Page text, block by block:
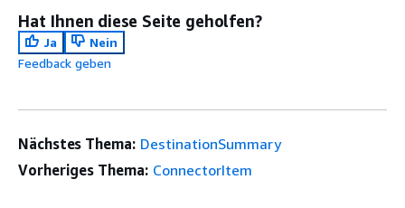
Hat Ihnen diese Seite geholfen?
Ja
Nein
Feedback geben
Nächstes Thema: DestinationSummary
Vorheriges Thema: ConnectorItem